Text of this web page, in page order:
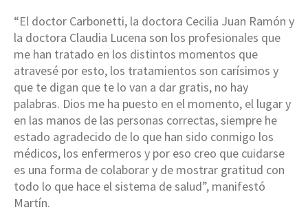
“El doctor Carbonetti, la doctora Cecilia Juan Ramón y
la doctora Claudia Lucena son los profesionales que
me han tratado en los distintos momentos que
atravesé por esto, los tratamientos son carísimos y
que te digan que te lo van a dar gratis, no hay
palabras. Dios me ha puesto en el momento, el lugar y
en las manos de las personas correctas, siempre he
estado agradecido de lo que han sido conmigo los
médicos, los enfermeros y por eso creo que cuidarse
es una forma de colaborar y de mostrar gratitud con
todo lo que hace el sistema de salud”, manifestó
Martín.